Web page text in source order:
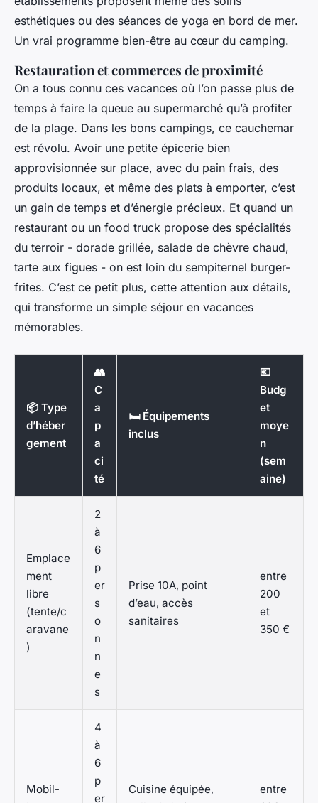
esthétiques ou des séances de yoga en bord de mer.
Un vrai programme bien-être au cœur du camping.
Restauration et commerces de proximité
On a tous connu ces vacances où l’on passe plus de
temps à faire la queue au supermarché qu’à profiter
de la plage. Dans les bons campings, ce cauchemar
est révolu. Avoir une petite épicerie bien
approvisionnée sur place, avec du pain frais, des
produits locaux, et même des plats à emporter, c’est
un gain de temps et d’énergie précieux. Et quand un
restaurant ou un food truck propose des spécialités
du terroir - dorade grillée, salade de chèvre chaud,
tarte aux figues - on est loin du sempiternel burger-
frites. C’est ce petit plus, cette attention aux détails,
qui transforme un simple séjour en vacances
mémorables.
📦 Type
d’héber
gement
👥
C
a
p
a
ci
té
🛏️ Équipements
inclus
💶
Budg
et
moye
n
(sem
aine)
Emplace
ment
libre
(tente/c
aravane
)
2
à
6
p
er
s
o
n
n
e
s
Prise 10A, point
d’eau, accès
sanitaires
entre
200
et
350 €
Mobil-
4
à
6
p
er
Cuisine équipée,
entre